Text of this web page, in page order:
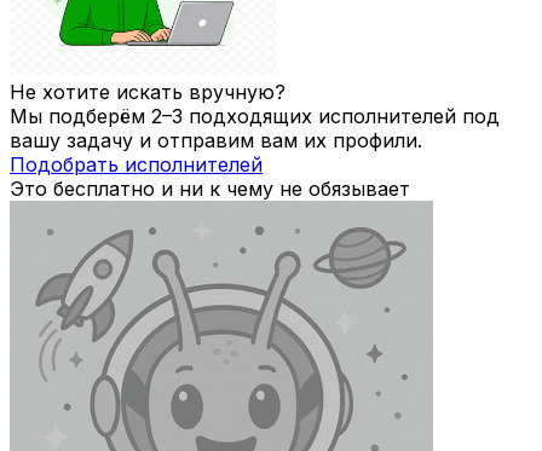
Не хотите искать вручную?
Мы подберём 2–3 подходящих исполнителей под
вашу задачу и отправим вам их профили.
Подобрать исполнителей
Это бесплатно и ни к чему не обязывает